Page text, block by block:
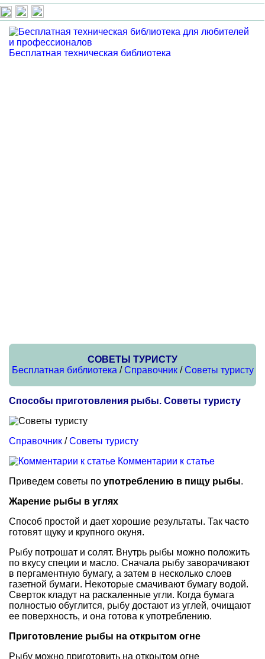
Бесплатная техническая библиотека
СОВЕТЫ ТУРИСТУ
Бесплатная библиотека /Справочник/Советы туристу
Способы приготовления рыбы. Советы туристу
Справочник /Советы туристу
Комментарии к статье
Приведем советы по употреблению в пищу рыбы.
Жарение рыбы в углях
Способ простой и дает хорошие результаты. Так часто
готовят щуку и крупного окуня.
Рыбу потрошат и солят. Внутрь рыбы можно положить
по вкусу специи и масло. Сначала рыбу заворачивают
в пергаментную бумагу, а затем в несколько слоев
газетной бумаги. Некоторые смачивают бумагу водой.
Сверток кладут на раскаленные угли. Когда бумага
полностью обуглится, рыбу достают из углей, очищают
ее поверхность, и она готова к употреблению.
Приготовление рыбы на открытом огне
Рыбу можно приготовить на открытом огне